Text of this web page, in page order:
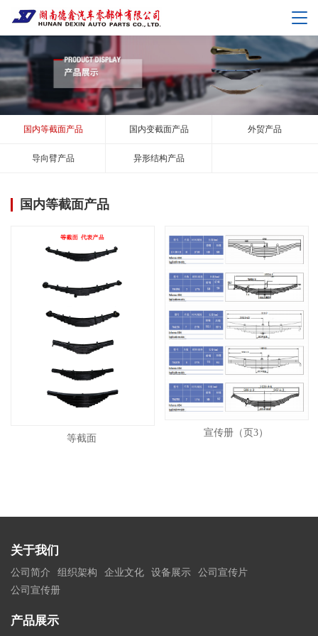
国内等截面产品 国内变截面产品 外贸产品
导向臂产品 异形结构产品
国内等截面产品
等截面 宣传册（页3）
关于我们
公司简介 组织架构 企业文化 设备展示
公司宣传片
公司宣传册
产品展示